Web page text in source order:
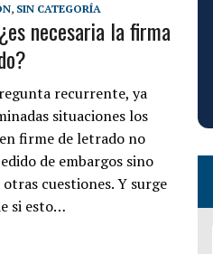
, SIN CATEGORÍA
necesaria la firma
recurrente, ya
situaciones los
firme de letrado no
de embargos sino
cuestiones. Y surge
si esto…